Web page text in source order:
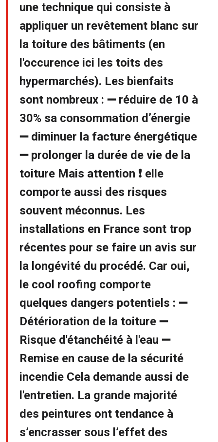
une technique qui consiste à
appliquer un revêtement blanc sur
la toiture des bâtiments (en
l'occurence ici les toits des
hypermarchés). Les bienfaits
sont nombreux : ➖ réduire de 10 à
30% sa consommation d’énergie
➖ diminuer la facture énergétique
➖ prolonger la durée de vie de la
toiture Mais attention ❗ elle
comporte aussi des risques
souvent méconnus. Les
installations en France sont trop
récentes pour se faire un avis sur
la longévité du procédé. Car oui,
le cool roofing comporte
quelques dangers potentiels : ➖
Détérioration de la toiture ➖
Risque d'étanchéité à l'eau ➖
Remise en cause de la sécurité
incendie Cela demande aussi de
l'entretien. La grande majorité
des peintures ont tendance à
s’encrasser sous l’effet des